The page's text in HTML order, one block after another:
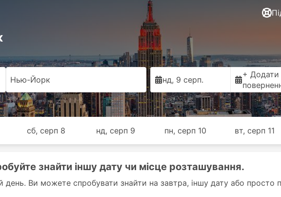
Нью-Йорк нд, 9 серп.
+ Додати
сб, серп 8 нд, серп 9 пн, серп 10 вт, серп 11
знайти іншу дату чи місце розташування.
день. Ви можете спробувати знайти на завтра, іншу дату або просто